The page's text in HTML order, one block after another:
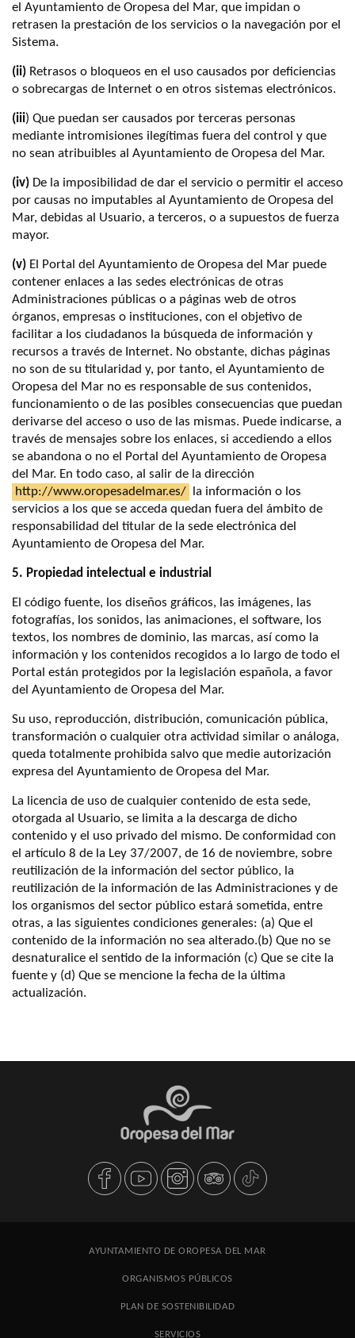
el Ayuntamiento de Oropesa del Mar, que impidan o
retrasen la prestación de los servicios o la navegación por el
Sistema.
(ii) Retrasos o bloqueos en el uso causados por deficiencias
o sobrecargas de Internet o en otros sistemas electrónicos.
(iii) Que puedan ser causados por terceras personas
mediante intromisiones ilegítimas fuera del control y que
no sean atribuibles al Ayuntamiento de Oropesa del Mar.
(iv) De la imposibilidad de dar el servicio o permitir el acceso
por causas no imputables al Ayuntamiento de Oropesa del
Mar, debidas al Usuario, a terceros, o a supuestos de fuerza
mayor.
(v) El Portal del Ayuntamiento de Oropesa del Mar puede
contener enlaces a las sedes electrónicas de otras
Administraciones públicas o a páginas web de otros
órganos, empresas o instituciones, con el objetivo de
facilitar a los ciudadanos la búsqueda de información y
recursos a través de Internet. No obstante, dichas páginas
no son de su titularidad y, por tanto, el Ayuntamiento de
Oropesa del Mar no es responsable de sus contenidos,
funcionamiento o de las posibles consecuencias que puedan
derivarse del acceso o uso de las mismas. Puede indicarse, a
través de mensajes sobre los enlaces, si accediendo a ellos
se abandona o no el Portal del Ayuntamiento de Oropesa
del Mar. En todo caso, al salir de la dirección
http://www.oropesadelmar.es/
la información o los
servicios a los que se acceda quedan fuera del ámbito de
responsabilidad del titular de la sede electrónica del
Ayuntamiento de Oropesa del Mar.
5. Propiedad intelectual e industrial
El código fuente, los diseños gráficos, las imágenes, las
fotografías, los sonidos, las animaciones, el software, los
textos, los nombres de dominio, las marcas, así como la
información y los contenidos recogidos a lo largo de todo el
Portal están protegidos por la legislación española, a favor
del Ayuntamiento de Oropesa del Mar.
Su uso, reproducción, distribución, comunicación pública,
transformación o cualquier otra actividad similar o análoga,
queda totalmente prohibida salvo que medie autorización
expresa del Ayuntamiento de Oropesa del Mar.
La licencia de uso de cualquier contenido de esta sede,
otorgada al Usuario, se limita a la descarga de dicho
contenido y el uso privado del mismo. De conformidad con
el artículo 8 de la Ley 37/2007, de 16 de noviembre, sobre
reutilización de la información del sector público, la
reutilización de la información de las Administraciones y de
los organismos del sector público estará sometida, entre
otras, a las siguientes condiciones generales: (a) Que el
contenido de la información no sea alterado.(b) Que no se
desnaturalice el sentido de la información (c) Que se cite la
fuente y (d) Que se mencione la fecha de la última
actualización.
AYUNTAMIENTO DE OROPESA DEL MAR
ORGANISMOS PÚBLICOS
PLAN DE SOSTENIBILIDAD
SERVICIOS